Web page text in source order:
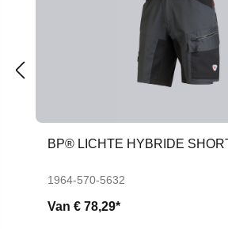
BP® LICHTE HYBRIDE
1964-570-5632
Van € 78,29*